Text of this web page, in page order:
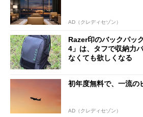
AD（クレディセゾン）
Razer印のバックパッ
4」は、タフで収納力
なくても欲しくなる
初年度無料で、一流の
AD（クレディセゾン）